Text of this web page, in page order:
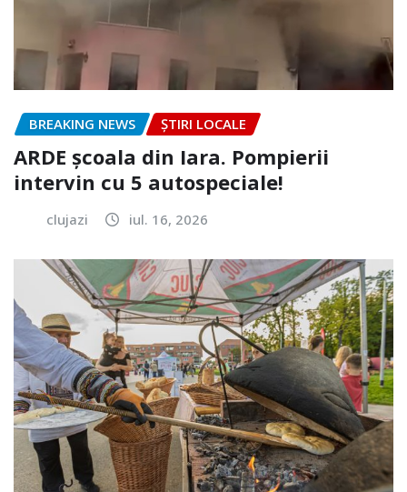
BREAKING NEWS ȘTIRI LOCALE
ARDE școala din Iara. Pompierii
intervin cu 5 autospeciale!
clujazi iul. 16, 2026